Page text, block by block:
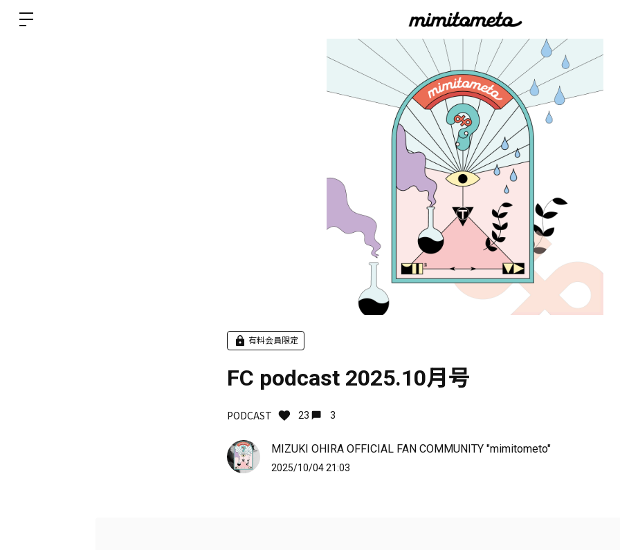
有料会員限定
FC podcast 2025.10月号
PODCAST 23 3
MIZUKI OHIRA OFFICIAL FAN COMMUNITY "mimitometo"
2025/10/04 21:03